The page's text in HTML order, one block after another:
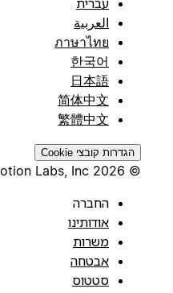
עברית
العربية
ภาษาไทย
한국어
日本語
简体中文
繁體中文
הגדרות קובצי Cookie
© 2026 Notion Labs, Inc.
החברה
אודותינו
משרות
אבטחה
סטטוס